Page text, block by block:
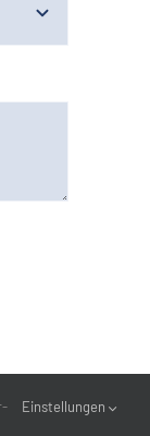
Einstellungen